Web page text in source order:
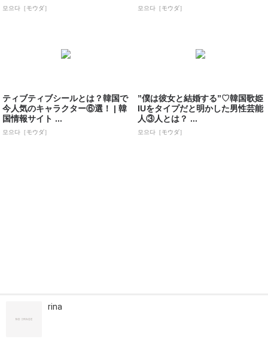
모으다［モウダ］ 모으다［モウダ］
ティブティブシールとは？韓国で
今人気のキャラクター⑥選！ | 韓
国情報サイト ...
모으다［モウダ］
”僕は彼女と結婚する”♡韓国歌姫
IUをタイプだと明かした男性芸能
人③人とは？ ...
모으다［モウダ］
rina